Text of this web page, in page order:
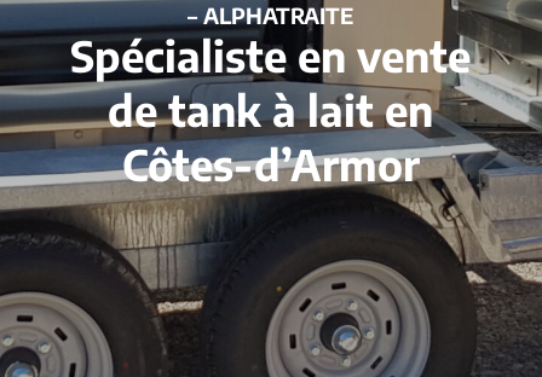
– ALPHATRAITE
Spécialiste en vente
de tank à lait en
Côtes-d’Armor